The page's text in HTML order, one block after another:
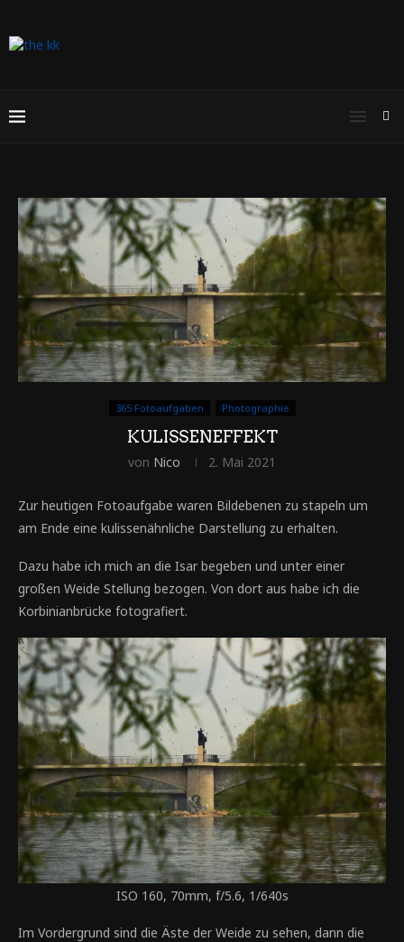
365 Fotoaufgaben Photographie
KULISSENEFFEKT
von Nico 2. Mai 2021
Zur heutigen Fotoaufgabe waren Bildebenen zu stapeln um
am Ende eine kulissenähnliche Darstellung zu erhalten.
Dazu habe ich mich an die Isar begeben und unter einer
großen Weide Stellung bezogen. Von dort aus habe ich die
Korbinianbrücke fotografiert.
ISO 160, 70mm, f/5.6, 1/640s
Im Vordergrund sind die Äste der Weide zu sehen, dann die